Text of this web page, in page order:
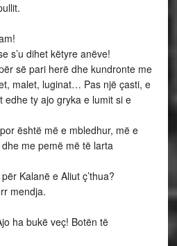
s’u dihet këtyre anëve!
së pari herë dhe kundronte me
malet, luginat… Pas një çasti, e
edhe ty ajo gryka e lumit si e
është më e mbledhur, më e
me pemë më të larta
Kalanë e Aliut ç’thua?
mendja.
ha bukë veç! Botën të